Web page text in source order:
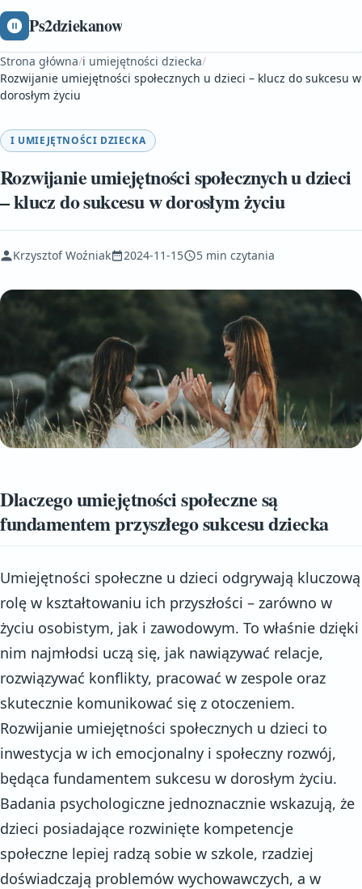
Ps2dziekanow
Strona główna/i umiejętności dziecka/
Rozwijanie umiejętności społecznych u dzieci – klucz do sukcesu w
dorosłym życiu
I UMIEJĘTNOŚCI DZIECKA
Rozwijanie umiejętności społecznych u dzieci
– klucz do sukcesu w dorosłym życiu
Krzysztof Woźniak 2024-11-15 5 min czytania
Dlaczego umiejętności społeczne są
fundamentem przyszłego sukcesu dziecka
Umiejętności społeczne u dzieci odgrywają kluczową
rolę w kształtowaniu ich przyszłości – zarówno w
życiu osobistym, jak i zawodowym. To właśnie dzięki
nim najmłodsi uczą się, jak nawiązywać relacje,
rozwiązywać konflikty, pracować w zespole oraz
skutecznie komunikować się z otoczeniem.
Rozwijanie umiejętności społecznych u dzieci to
inwestycja w ich emocjonalny i społeczny rozwój,
będąca fundamentem sukcesu w dorosłym życiu.
Badania psychologiczne jednoznacznie wskazują, że
dzieci posiadające rozwinięte kompetencje
społeczne lepiej radzą sobie w szkole, rzadziej
doświadczają problemów wychowawczych, a w